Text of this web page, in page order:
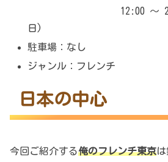
12:00 ～ 22:00 (
日)
駐車場：なし
ジャンル：フレンチ
日本の中心
今回ご紹介する俺のフレンチ東京